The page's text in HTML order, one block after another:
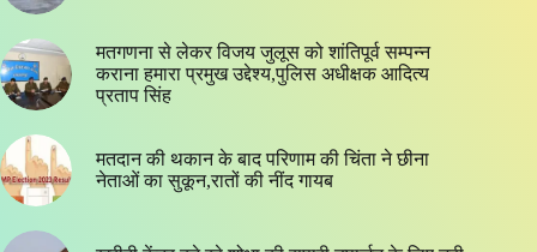
मतगणना से लेकर विजय जुलूस को शांतिपूर्व सम्पन्न
कराना हमारा प्रमुख उद्देश्य,पुलिस अधीक्षक आदित्य
प्रताप सिंह
मतदान की थकान के बाद परिणाम की चिंता ने छीना
नेताओं का सुकून,रातों की नींद गायब